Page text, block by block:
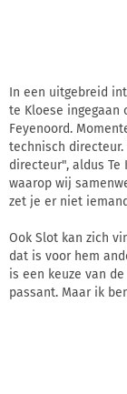
In een uitgebreid
te Kloese ingegaan
Feyenoord.
technisch
directeur", aldus Te
waarop wij
zet je er niet
Ook Slot kan zich
dat is voor hem
is een keuze van
passant. Maar ik